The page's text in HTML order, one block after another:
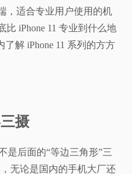
，适合专业用户使用的机
比 iPhone 11 专业到什么地
解 iPhone 11 系列的方方
摄
是后面的“等边三角形”三
无论是国内的手机大厂还